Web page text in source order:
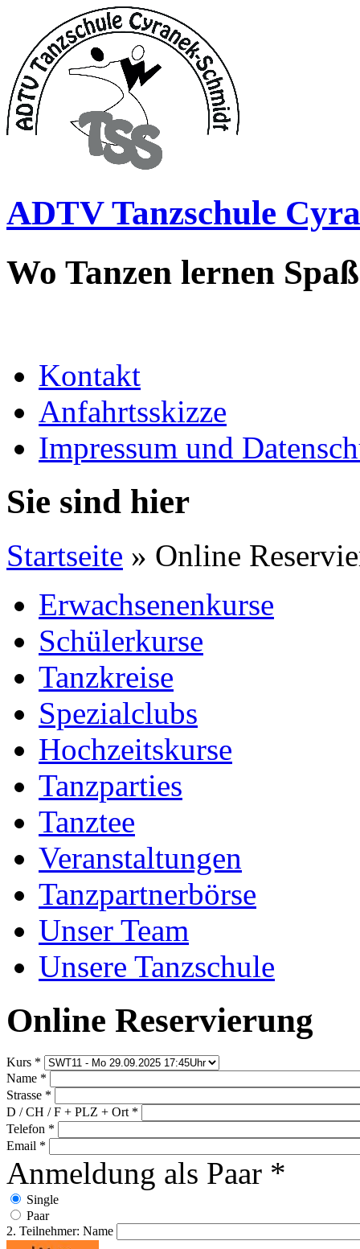
ADTV Tanzschule
Wo Tanzen lernen
Kontakt
Anfahrtsskizze
Impressum und
Sie sind hier
Startseite » Online
Erwachsenenkurse
Schülerkurse
Tanzkreise
Spezialclubs
Hochzeitskurse
Tanzparties
Tanztee
Veranstaltungen
Tanzpartnerbörse
Unser Team
Unsere Tanzschule
Online Reservierung
Kurs *
Name *
Strasse *
D / CH / F + PLZ + Ort *
Telefon *
Email *
Anmeldung als Paar *
Single
Paar
2. Teilnehmer: Name